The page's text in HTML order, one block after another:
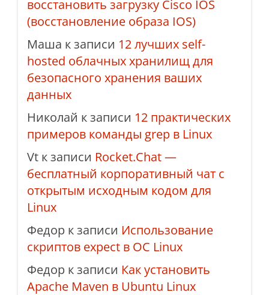
восстановить загрузку Cisco IOS
(восстановление образа IOS)
Маша к записи 12 лучших self-
hosted облачных хранилищ для
безопасного хранения ваших
данных
Николай к записи 12 практических
примеров команды grep в Linux
Vt к записи Rocket.Chat —
бесплатный корпоративный чат с
открытым исходным кодом для
Linux
Федор к записи Использование
скриптов expect в ОС Linux
Федор к записи Как установить
Apache Maven в Ubuntu Linux